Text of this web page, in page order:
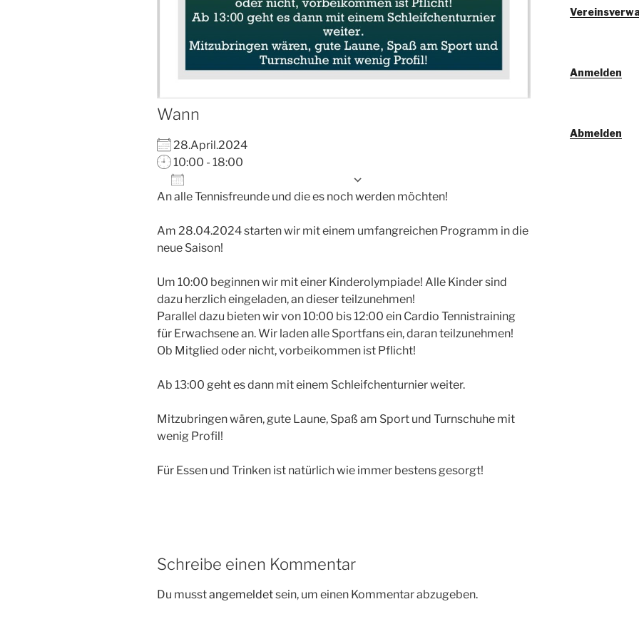
Wann
28.April.2024
10:00 - 18:00
ICS herunterladen
Google Kalender
An alle Tennisfreunde und die es noch werden möchten!
Am 28.04.2024 starten wir mit einem umfangreichen Programm in die
neue Saison!
Um 10:00 beginnen wir mit einer Kinderolympiade! Alle Kinder sind
dazu herzlich eingeladen, an dieser teilzunehmen!
Parallel dazu bieten wir von 10:00 bis 12:00 ein Cardio Tennistraining
für Erwachsene an. Wir laden alle Sportfans ein, daran teilzunehmen!
Ob Mitglied oder nicht, vorbeikommen ist Pflicht!
Ab 13:00 geht es dann mit einem Schleifchenturnier weiter.
Mitzubringen wären, gute Laune, Spaß am Sport und Turnschuhe mit
wenig Profil!
Für Essen und Trinken ist natürlich wie immer bestens gesorgt!
Schreibe einen Kommentar
Du musstangemeldetsein, um einen Kommentar abzugeben.
Anmelden
Abmelden